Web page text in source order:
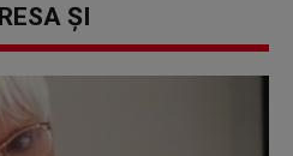
ȘI